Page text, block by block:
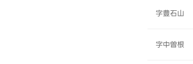
字豊石山
字中曽根